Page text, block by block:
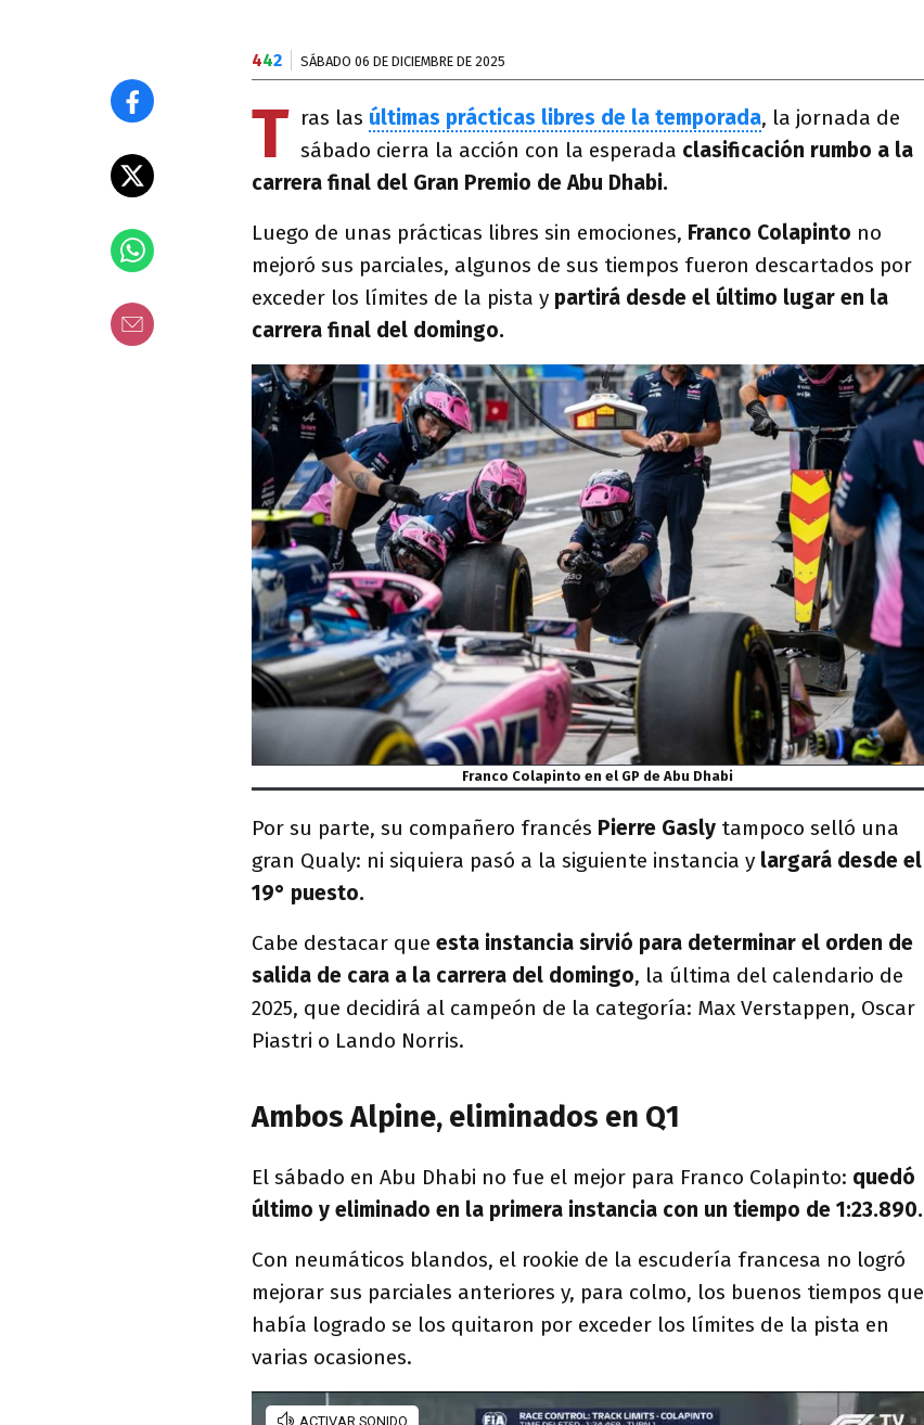
442 SÁBADO 06 DE DICIEMBRE DE 2025
T ras las últimas prácticas libres de la temporada, la jornada de
sábado cierra la acción con la esperada clasificación rumbo a la
carrera final del Gran Premio de Abu Dhabi.
Luego de unas prácticas libres sin emociones, Franco Colapinto no
mejoró sus parciales, algunos de sus tiempos fueron descartados por
exceder los límites de la pista y partirá desde el último lugar en la
carrera final del domingo.
Franco Colapinto en el GP de Abu Dhabi
Por su parte, su compañero francés Pierre Gasly tampoco selló una
gran Qualy: ni siquiera pasó a la siguiente instancia y largará desde el
19° puesto.
Cabe destacar que esta instancia sirvió para determinar el orden de
salida de cara a la carrera del domingo, la última del calendario de
2025, que decidirá al campeón de la categoría: Max Verstappen, Oscar
Piastri o Lando Norris.
Ambos Alpine, eliminados en Q1
El sábado en Abu Dhabi no fue el mejor para Franco Colapinto: quedó
último y eliminado en la primera instancia con un tiempo de 1:23.890.
Con neumáticos blandos, el rookie de la escudería francesa no logró
mejorar sus parciales anteriores y, para colmo, los buenos tiempos que
había logrado se los quitaron por exceder los límites de la pista en
varias ocasiones.